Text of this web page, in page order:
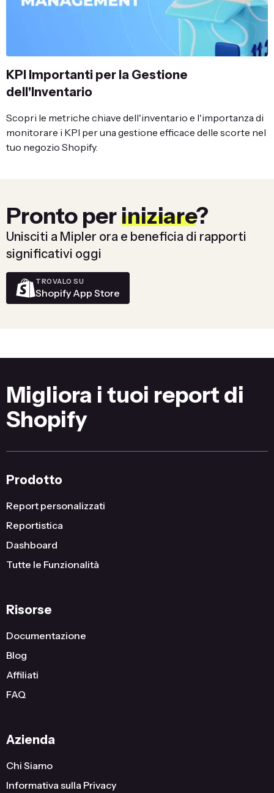
KPI Importanti per la Gestione
dell'Inventario
Scopri le metriche chiave dell'inventario e l'importanza di
monitorare i KPI per una gestione efficace delle scorte nel
tuo negozio Shopify.
Pronto periniziare?
Unisciti a Mipler ora e beneficia di rapporti
significativi oggi
TROVALO SU
Shopify App Store
Migliora i tuoi report di
Shopify
Prodotto
Report personalizzati
Reportistica
Dashboard
Tutte le Funzionalità
Risorse
Documentazione
Blog
Affiliati
FAQ
Azienda
Chi Siamo
Informativa sulla Privacy